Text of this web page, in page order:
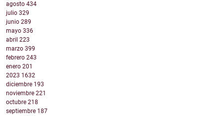
agosto 434
julio 329
junio 289
mayo 336
abril 223
marzo 399
febrero 243
enero 201
2023 1632
diciembre 193
noviembre 221
octubre 218
septiembre 187